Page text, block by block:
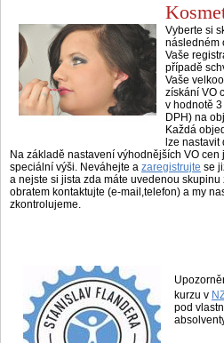
Vyberte si
následném
Vaše
případě
Vaše
získání VO
v hodnotě
DPH) na
Každá
lze
Na základě nastavení výhodnějších VO
speciální výši. Neváhejte a zaregistrujte se
a nejste si jista zda máte uvedenou
obratem kontaktujte (e-mail,telefon) a my
zkontrolujeme.
kurzu v
pod